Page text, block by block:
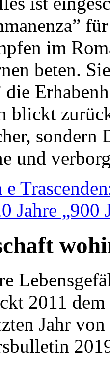
im
beten.
blickt
sondern
und
e
Jahre „900
2011
Jahr